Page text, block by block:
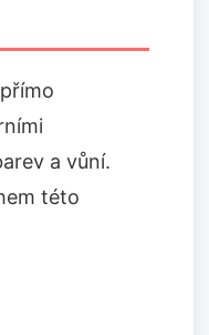
a vůní.
této